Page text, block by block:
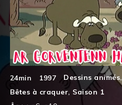
24min 1997 Dessins animés,
Bêtes à craquer, Saison 1